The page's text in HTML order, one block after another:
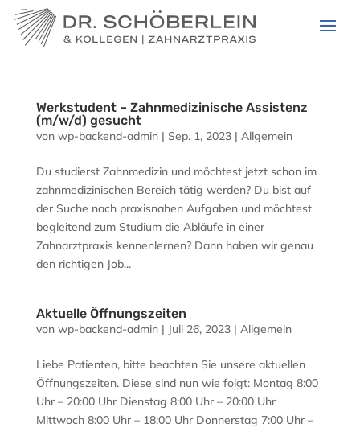
Werkstudent – Zahnmedizinische Assistenz
(m/w/d) gesucht
von wp-backend-admin| Sep. 1, 2023| Allgemein
Du studierst Zahnmedizin und möchtest jetzt schon im
zahnmedizinischen Bereich tätig werden? Du bist auf
der Suche nach praxisnahen Aufgaben und möchtest
begleitend zum Studium die Abläufe in einer
Zahnarztpraxis kennenlernen? Dann haben wir genau
den richtigen Job...
Aktuelle Öffnungszeiten
von wp-backend-admin| Juli 26, 2023| Allgemein
Liebe Patienten, bitte beachten Sie unsere aktuellen
Öffnungszeiten. Diese sind nun wie folgt: Montag 8:00
Uhr – 20:00 Uhr Dienstag 8:00 Uhr – 20:00 Uhr
Mittwoch 8:00 Uhr – 18:00 Uhr Donnerstag 7:00 Uhr –